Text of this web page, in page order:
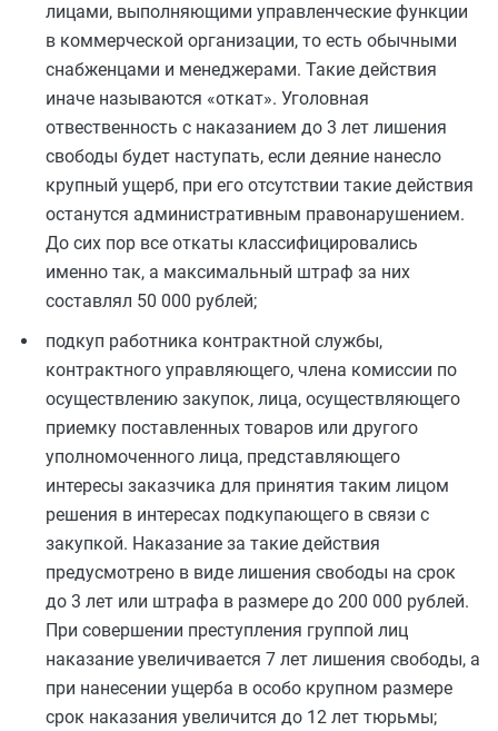
лицами, выполняющими управленческие функции
в коммерческой организации, то есть обычными
снабженцами и менеджерами. Такие действия
иначе называются «откат». Уголовная
отвественность с наказанием до 3 лет лишения
свободы будет наступать, если деяние нанесло
крупный ущерб, при его отсутствии такие действия
останутся административным правонарушением.
До сих пор все откаты классифицировались
именно так, а максимальный штраф за них
составлял 50 000 рублей;
подкуп работника контрактной службы,
контрактного управляющего, члена комиссии по
осуществлению закупок, лица, осуществляющего
приемку поставленных товаров или другого
уполномоченного лица, представляющего
интересы заказчика для принятия таким лицом
решения в интересах подкупающего в связи с
закупкой. Наказание за такие действия
предусмотрено в виде лишения свободы на срок
до 3 лет или штрафа в размере до 200 000 рублей.
При совершении преступления группой лиц
наказание увеличивается 7 лет лишения свободы, а
при нанесении ущерба в особо крупном размере
срок наказания увеличится до 12 лет тюрьмы;